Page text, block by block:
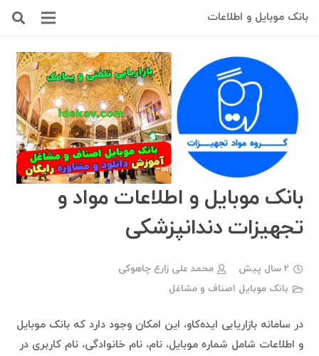
بانک موبایل و اطلاعات
بانک موبایل و اطلاعات مواد و
تجهيزات دندانپزشكى
2 سال پیش
محمد علی زارع چاهوکی
بانک موبایل اصناف و مشاغل
در سامانه بازاریابی ایده‌کاو، این امکان وجود دارد که بانک موبایل
و اطلاعات شامل شماره موبایل، نام، نام خانوادگی، نام کاربری در